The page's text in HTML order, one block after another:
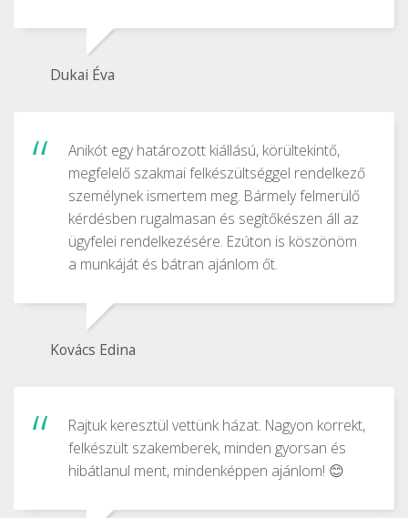
Dukai Éva
Anikót egy határozott kiállású, körültekintő,
megfelelő szakmai felkészültséggel rendelkező
személynek ismertem meg. Bármely felmerülő
kérdésben rugalmasan és segítőkészen áll az
ügyfelei rendelkezésére. Ezúton is köszönöm
a munkáját és bátran ajánlom őt.
Kovács Edina
Rajtuk keresztül vettünk házat. Nagyon korrekt,
felkészült szakemberek, minden gyorsan és
hibátlanul ment, mindenképpen ajánlom! 😊